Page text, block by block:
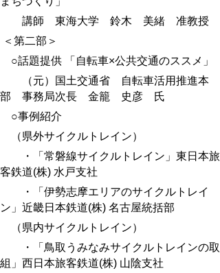
講師 東海大学 鈴木 美緒 准教授
＜第二部＞
○話題提供
「自転車×公共交通のススメ」
（元）国土交通省 自転車活用推進本
部 事務局次長 金籠 史彦 氏
○事例紹介
（県外サイクルトレイン）
・「常磐線サイクルトレイン」東日本旅
客鉄道(株) 水戸支社
・「 伊勢志摩エリアのサイクルトレイ
ン 」近畿日本鉄道(株) 名古屋統括部
（県内サイクルトレイン）
・「 鳥取うみなみサイクルトレインの取
組 」西日本旅客鉄道(株) 山陰支社